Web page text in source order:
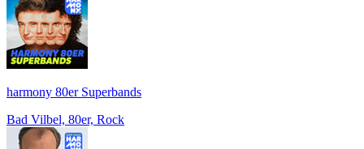
harmony 80er Superbands
Bad Vilbel, 80er, Rock